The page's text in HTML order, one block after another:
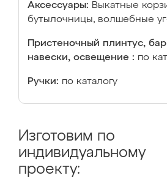
Аксессуары: Выкатные
бутылочницы, волшебные
Пристеночный плинтус,
навески, освещение : по
Ручки: по каталогу
Изготовим по
индивидуальному
проекту: